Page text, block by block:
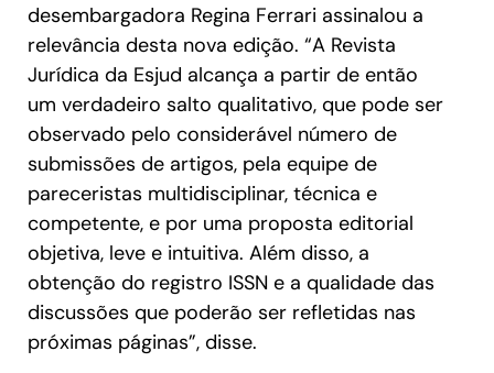
desembargadora Regina Ferrari assinalou a
relevância desta nova edição. “A Revista
Jurídica da Esjud alcança a partir de então
um verdadeiro salto qualitativo, que pode ser
observado pelo considerável número de
submissões de artigos, pela equipe de
pareceristas multidisciplinar, técnica e
competente, e por uma proposta editorial
objetiva, leve e intuitiva. Além disso, a
obtenção do registro ISSN e a qualidade das
discussões que poderão ser refletidas nas
próximas páginas”, disse.